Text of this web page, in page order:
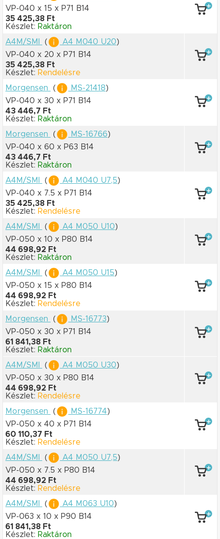
VP-040 x 15 x P71 B14
35 425,38 Ft
Készlet: Raktáron
A4M/SMI
( A4 M040 U20)
VP-040 x 20 x P71 B14
35 425,38 Ft
Készlet: Rendelésre
Morgensen
( MS-21418)
VP-040 x 30 x P71 B14
43 446,7 Ft
Készlet: Raktáron
Morgensen
( MS-16766)
VP-040 x 60 x P63 B14
43 446,7 Ft
Készlet: Raktáron
A4M/SMI
( A4 M040 U7,5)
VP-040 x 7.5 x P71 B14
35 425,38 Ft
Készlet: Rendelésre
A4M/SMI
( A4 M050 U10)
VP-050 x 10 x P80 B14
44 698,92 Ft
Készlet: Raktáron
A4M/SMI
( A4 M050 U15)
VP-050 x 15 x P80 B14
44 698,92 Ft
Készlet: Rendelésre
Morgensen
( MS-16773)
VP-050 x 30 x P71 B14
61 841,38 Ft
Készlet: Raktáron
A4M/SMI
( A4 M050 U30)
VP-050 x 30 x P80 B14
44 698,92 Ft
Készlet: Rendelésre
Morgensen
( MS-16774)
VP-050 x 40 x P71 B14
60 110,37 Ft
Készlet: Rendelésre
A4M/SMI
( A4 M050 U7,5)
VP-050 x 7.5 x P80 B14
44 698,92 Ft
Készlet: Rendelésre
A4M/SMI
( A4 M063 U10)
VP-063 x 10 x P90 B14
61 841,38 Ft
Készlet: Raktáron